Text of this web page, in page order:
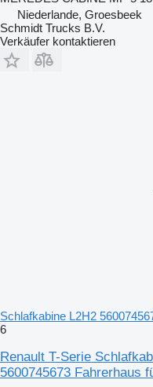
Niederlande, Groesbeek
Schmidt Trucks B.V.
Verkäufer kontaktieren
Schlafkabine L2H2
6
Renault T-Serie
5600745673 Fahrerhaus